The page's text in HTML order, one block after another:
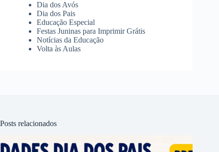
Dia dos Avós
Dia dos Pais
Educação Especial
Festas Juninas para Imprimir Grátis
Notícias da Educação
Volta às Aulas
Posts relacionados